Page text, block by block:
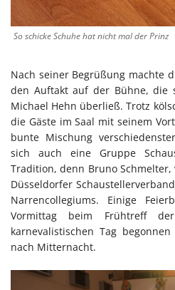
So schicke Schuhe hat nicht mal der Prinz
Nach seiner Begrüßung machte
den Auftakt auf der Bühne, die
Michael Hehn überließ. Trotz
die Gäste im Saal mit seinem
bunte Mischung
sich auch eine Gruppe
Tradition, denn Bruno Schmelter,
Düsseldorfer
Narrencollegiums. Einige
Vormittag beim Frühtreff
karnevalistischen Tag
nach Mitternacht.